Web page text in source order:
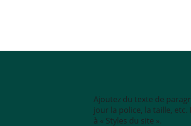
Ajoutez du texte de
jour la police, la taille,
à « Styles du site ».